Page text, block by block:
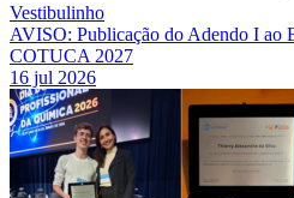
Vestibulinho
AVISO: Publicação do Adendo I ao
COTUCA 2027
16 jul 2026